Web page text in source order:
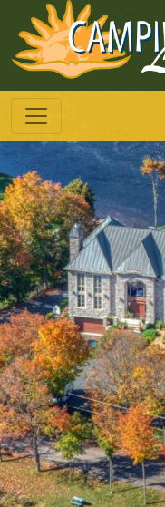
Toggle